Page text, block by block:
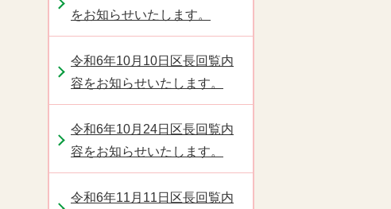
をお知らせいたします。
令和6年10月10日区長回覧内
容をお知らせいたします。
令和6年10月24日区長回覧内
容をお知らせいたします。
令和6年11月11日区長回覧内